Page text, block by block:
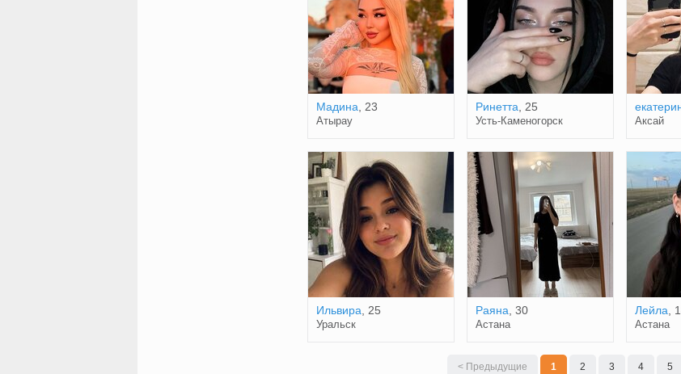
Мадина , 23
Атырау
Ринетта , 25
Усть-Каменогорск Аксай
Ильвира , 25
Уральск
Раяна , 30
Астана
Лейла ,
Астана
< Предыдущие 1 2 3 4 5